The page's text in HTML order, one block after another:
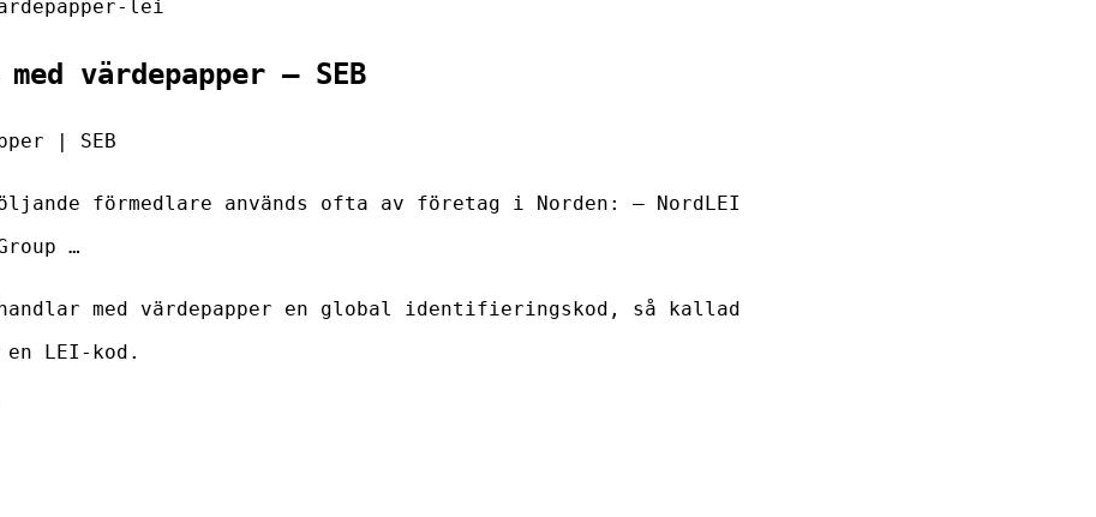
lei
värdepapper – SEB
| SEB
förmedlare används ofta av företag i Norden: – NordLEI
…
med värdepapper en global identifieringskod, så kallad
LEI-kod.